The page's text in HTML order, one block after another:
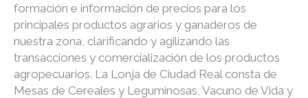
formación e información de precios para los
principales productos agrarios y ganaderos de
nuestra zona, clarificando y agilizando las
transacciones y comercialización de los productos
agropecuarios. La Lonja de Ciudad Real consta de
Mesas de Cereales y Leguminosas, Vacuno de Vida y